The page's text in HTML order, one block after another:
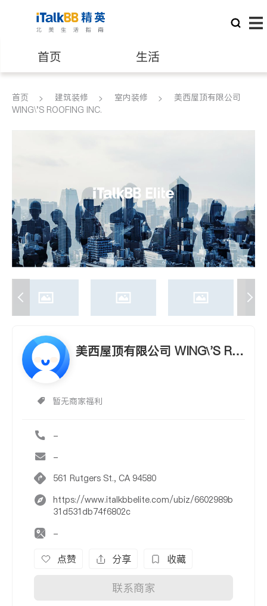
首页 生活
医生 律师
养老 非盈利组织
首页 建筑装修 室内装修
美西屋顶有限公司
WING\'S ROOFING INC.
美西屋顶有限公司 WING\'S RO
暂无商家福利
-
-
561 Rutgers St., CA 94580
https://www.italkbbelite.com/ubiz/6602989b
31d531db74f6802c
-
点赞 分享 收藏
联系商家